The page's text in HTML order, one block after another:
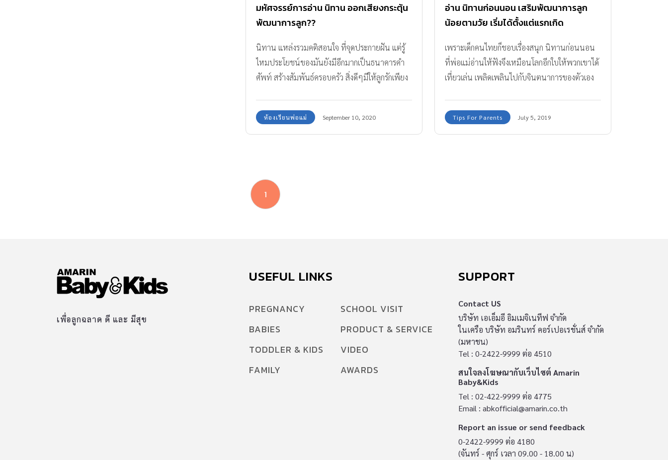
มหัศจรรย์การอ่าน นิทาน ออกเสียงกระตุ้น
พัฒนาการลูก??
นิทาน แหล่งรวมคติสอนใจ ที่จุดประกายฝัน แต่รู้
ไหมประโยชน์ของมันยังมีอีกมากเป็นธนาคารคำ
ศัพท์ สร้างสัมพันธ์ครอบครัว สิ่งดีๆมีให้ลูกรักเพียง
ห้องเรียนพ่อแม่ September 10, 2020
อ่าน นิทานก่อนนอน เสริมพัฒนาการลูก
น้อยตามวัย เริ่มได้ตั้งแต่แรกเกิด
เพราะเด็กคนไทยก็ชอบเรื่องสนุก นิทานก่อนนอน
ที่พ่อแม่อ่านให้ฟังจึงเหมือนโลกอีกใบให้พวกเขาได้
เที่ยวเล่น เพลิดเพลินไปกับจินตนาการของตัวเอง
Tips For Parents July 5, 2019
1
เพื่อลูกฉลาด ดี และ มีสุข
USEFUL LINKS
PREGNANCY
BABIES
TODDLER & KIDS
FAMILY
SCHOOL VISIT
PRODUCT & SERVICE
VIDEO
AWARDS
SUPPORT
Contact US
บริษัท เอเอ็มอี อิมเมจิเนทีฟ จำกัด
ในเครือ บริษัท อมรินทร์ คอร์เปอเรชั่นส์ จำกัด
(มหาชน)
Tel : 0-2422-9999 ต่อ 4510
สนใจลงโฆษณากับเว็บไซต์ Amarin
Baby&Kids
Tel : 02-422-9999 ต่อ 4775
Email : abkofficial@amarin.co.th
Report an issue or send feedback
0-2422-9999 ต่อ 4180
(จันทร์ - ศุกร์ เวลา 09.00 - 18.00 น)